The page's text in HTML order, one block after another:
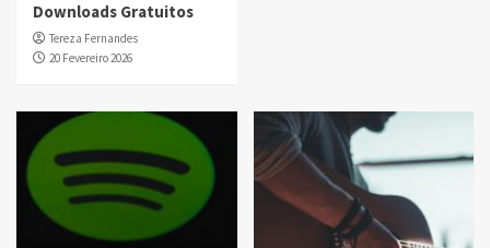
Downloads Gratuitos
Tereza Fernandes
20 Fevereiro 2026